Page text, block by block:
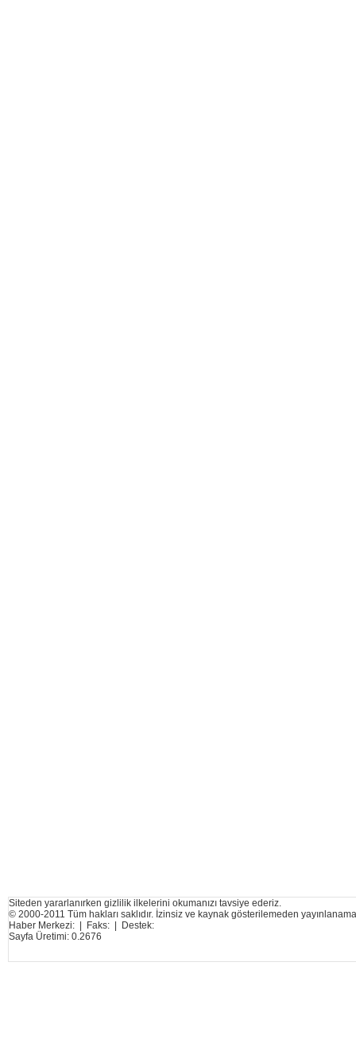
Siteden yararlanırken gizlilik ilkelerini okumanızı tavsiye ederiz.
© 2000-2011 Tüm hakları saklıdır. İzinsiz ve kaynak gösterilemeden
Haber Merkezi: | Faks: | Destek:
Sayfa Üretimi: 0.2676